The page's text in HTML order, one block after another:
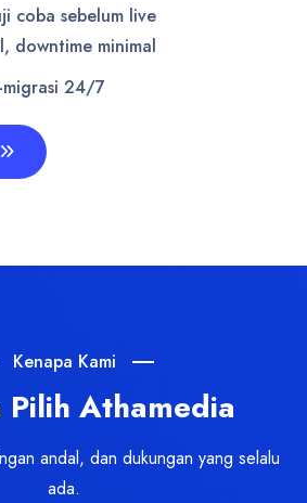
coba sebelum live
downtime minimal
24/7
Kenapa Kami
Pilih Athamedia
andal, dan dukungan yang selalu
ada.